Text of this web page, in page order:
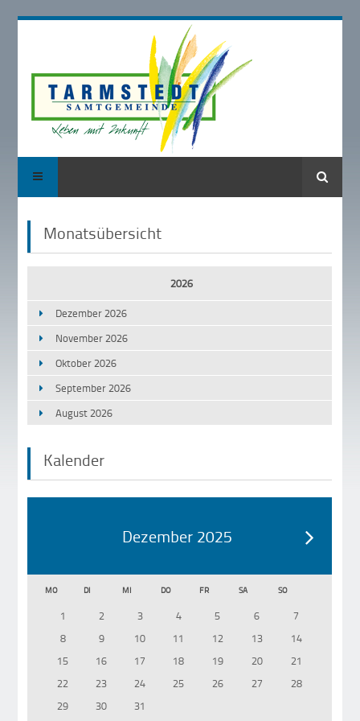
Suche
Monatsübersicht
2026
Dezember 2026
November 2026
Oktober 2026
September 2026
August 2026
Kalender
Dezember 2025
MO DI MI DO FR SA SO
1 2 3 4 5 6
7
8
9 10 11 12 13
14
15
16 17 18 19 20
21
22
23 24 25 26 27
28
29
30 31